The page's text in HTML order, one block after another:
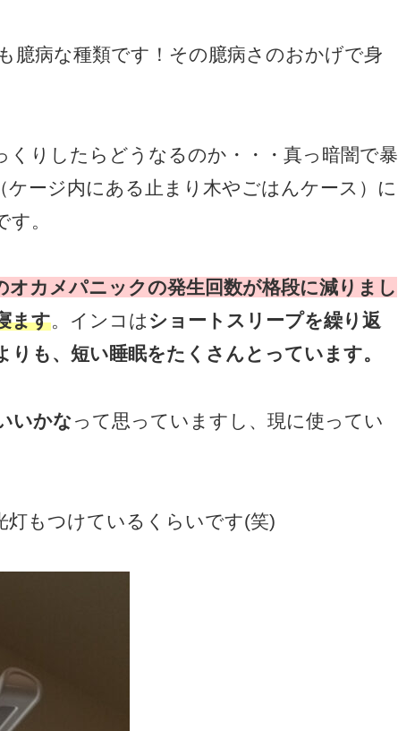
臆病な種類です！その臆病さのおかげで身
くりしたらどうなるのか・・・真っ暗闇で暴
ージ内にある止まり木やごはんケース）に
。
オカメパニックの発生回数が格段に減りまし
ます。インコは ショートスリープを繰り返
も、短い睡眠をたくさんとっています。
いかなって思っていますし、現に使ってい
灯もつけているくらいです(笑)